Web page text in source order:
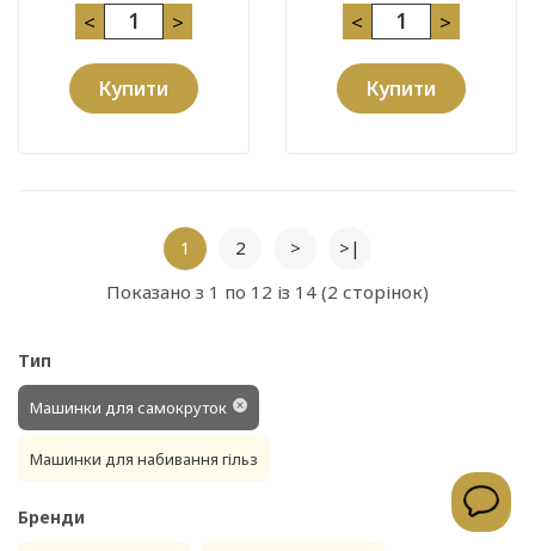
< >
Купити
< >
Купити
1 2 >
>|
Показано з 1 по 12 із 14 (2 сторінок)
Тип
Машинки для самокруток
Машинки для набивання гільз
Бренди